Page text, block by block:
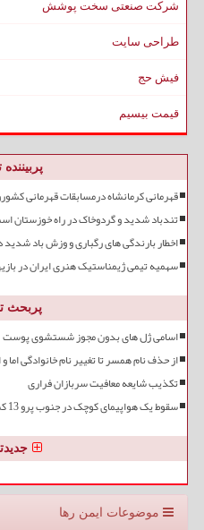
شرکت صنعتی سخت پوشش
طراحی سایت
فیش حج
قیمت بیسیم
قهرمانی کرمانشاه درمسابقات قهرمانی
تندباد شدید و گردوخاک در راه خوزستان
اخطار بارندگی های رگباری و وزش باد
سهمیه تیمی ژیمناستیک هنری ایران در
پربحث
اسامی ژل های بدون مجوز شستشوی پوست
از حذف نام همسر تا تغییر نام خانوادگی
تکذیب شایعه معافیت سربازان فراری
سقوط یک هواپیمای کوچک در جنوب پرو 13 کشته بر جای گذاشت
موضوعات ایمن رها